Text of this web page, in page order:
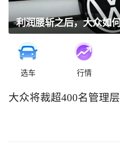
选车 行情
大众将裁超400名管理层